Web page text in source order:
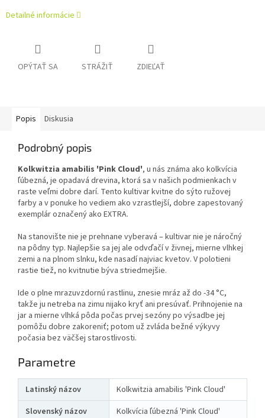
Detailné informácie
OPÝTAŤ SA STRÁŽIŤ ZDIEĽAŤ
Popis Diskusia
Podrobný popis
Kolkwitzia amabilis 'Pink Cloud', u nás známa ako kolkvícia
ľúbezná, je opadavá drevina, ktorá sa v našich podmienkach v
raste veľmi dobre darí. Tento kultivar kvitne do sýto ružovej
farby a v ponuke ho vediem ako vzrastlejší, dobre zapestovaný
exemplár označený ako EXTRA.
Na stanovište nie je prehnane vyberavá – kultivar nie je náročný
na pôdny typ. Najlepšie sa jej ale odvďačí v živnej, mierne vlhkej
zemi a na plnom slnku, kde nasadí najviac kvetov. V polotieni
rastie tiež, no kvitnutie býva striedmejšie.
Ide o plne mrazuvzdornú rastlinu, znesie mráz až do -34 °C,
takže ju netreba na zimu nijako kryť ani presúvať. Prihnojenie na
jar a mierne vlhká pôda počas prvej sezóny po výsadbe jej
pomôžu dobre zakoreniť; potom už zvláda bežné výkyvy
počasia bez väčšej starostlivosti.
Parametre
Latinský názov
Kolkwitzia amabilis 'Pink Cloud'
Slovenský názov
Kolkvícia ľúbezná 'Pink Cloud'